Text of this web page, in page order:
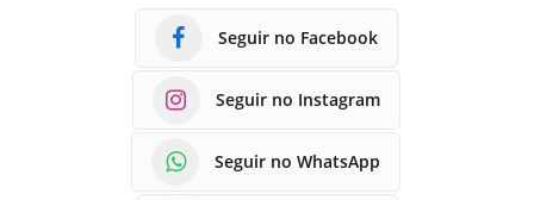
Seguir no Facebook
Seguir no Instagram
Seguir no WhatsApp